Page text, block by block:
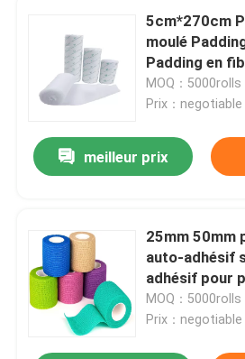
5cm*270cm
moulé
Padding en
MOQ：5000rolls
Prix：negotiable
meilleur prix
25mm 50mm
auto-adhésif
adhésif pour
couleur auto-
rouleau
MOQ：5000rolls
Prix：negotiable